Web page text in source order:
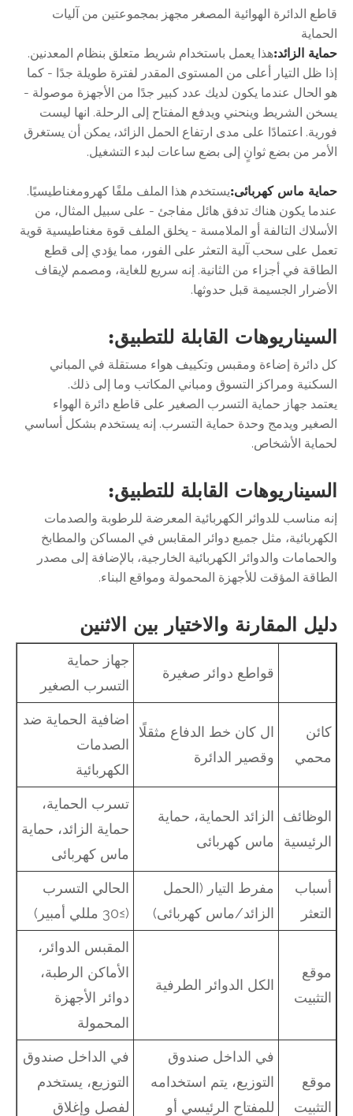
قاطع الدائرة الهوائية المصغر مجهز بمجموعتين من آليات
الحماية
حماية الزائد:هذا يعمل باستخدام شريط متعلق بنظام المعدنين.
إذا ظل التيار أعلى من المستوى المقدر لفترة طويلة جدًا - كما
هو الحال عندما يكون لديك عدد كبير جدًا من الأجهزة موصولة -
يسخن الشريط وينحني ويدفع المفتاح إلى الرحلة. انها ليست
فورية. اعتمادًا على مدى ارتفاع الحمل الزائد، يمكن أن يستغرق
الأمر من بضع ثوانٍ إلى بضع ساعات لبدء التشغيل.
حماية ماس كهربائى:يستخدم هذا الملف ملفًا كهرومغناطيسيًا.
عندما يكون هناك تدفق هائل مفاجئ - على سبيل المثال، من
الأسلاك التالفة أو الملامسة - يخلق الملف قوة مغناطيسية قوية
تعمل على سحب آلية التعثر على الفور، مما يؤدي إلى قطع
الطاقة في أجزاء من الثانية. إنه سريع للغاية، ومصمم لإيقاف
الأضرار الجسيمة قبل حدوثها.
السيناريوهات القابلة للتطبيق:
كل دائرة إضاءة ومقبس وتكييف هواء مستقلة في المباني
السكنية ومراكز التسوق ومباني المكاتب وما إلى ذلك.
يعتمد جهاز حماية التسرب الصغير على قاطع دائرة الهواء
الصغير ويدمج وحدة حماية التسرب. إنه يستخدم بشكل أساسي
لحماية الأشخاص.
السيناريوهات القابلة للتطبيق:
إنه مناسب للدوائر الكهربائية المعرضة للرطوبة والصدمات
الكهربائية، مثل جميع دوائر المقابس في المساكن والمطابخ
والحمامات والدوائر الكهربائية الخارجية، بالإضافة إلى مصدر
الطاقة المؤقت للأجهزة المحمولة ومواقع البناء.
دليل المقارنة والاختيار بين الاثنين
قواطع دوائر صغيرة
جهاز حماية
التسرب الصغير
كائن
محمي
ال كان خط الدفاع مثقلًا
وقصير الدائرة
اضافية الحماية ضد
الصدمات
الكهربائية
الوظائف
الرئيسية
الزائد الحماية، حماية
ماس كهربائى
تسرب الحماية،
حماية الزائد، حماية
ماس كهربائى
أسباب
التعثر
مفرط التيار (الحمل
الزائد/ماس كهربائى)
الحالي التسرب
(≥30 مللي أمبير)
موقع
التثبيت
الكل الدوائر الطرفية
المقبس الدوائر،
الأماكن الرطبة،
دوائر الأجهزة
المحمولة
موقع
التثبيت
في الداخل صندوق
التوزيع، يتم استخدامه
للمفتاح الرئيسي أو
في الداخل صندوق
التوزيع، يستخدم
لفصل وإغلاق